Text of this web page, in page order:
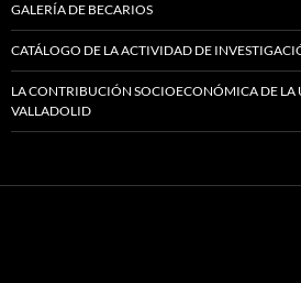
GALERÍA DE BECARIOS
CATÁLOGO DE LA ACTIVIDAD DE
LA CONTRIBUCIÓN SOCIOECONÓMICA DE LA
VALLADOLID